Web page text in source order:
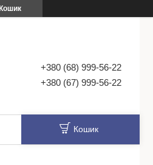
Кошик
+380 (68) 999-56-22
+380 (67) 999-56-22
Кошик